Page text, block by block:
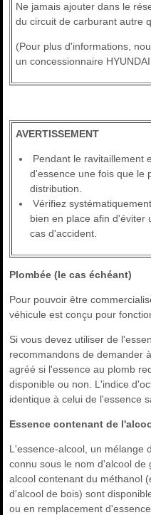
Ne jamais ajouter dans le
du circuit de carburant autre
(Pour plus d'informations,
un concessionnaire
AVERTISSEMENT
Pendant le ravitaillement
d'essence une fois que le
distribution.
Vérifiez
bien en place afin d'éviter
cas d'accident.
Plombée (le cas échéant)
Pour pouvoir être
véhicule est conçu pour
Si vous devez utiliser de
recommandons de demander
agréé si l'essence au plomb
disponible ou non. L'indice
identique à celui de l'essence
Essence contenant de
L'essence-alcool, un mélange
connu sous le nom d'alcool de
alcool contenant du méthanol
d'alcool de bois) sont
ou en remplacement